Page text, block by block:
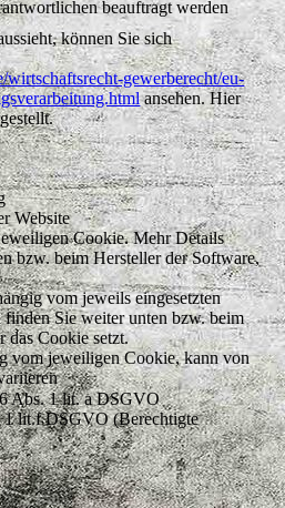
beauftragt werden
können Sie sich
gewerberecht/eu-
ansehen. Hier
Website
Cookie. Mehr Details
bzw. beim Hersteller der Software,
vom jeweils eingesetzten
Sie weiter unten bzw. beim
das Cookie setzt.
vom jeweiligen Cookie, kann von
Abs. 1 lit. a DSGVO
lit.f DSGVO (Berechtigte